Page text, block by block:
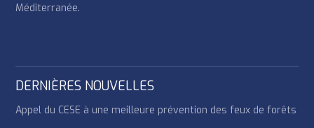
Méditerranée.
DERNIÈRES NOUVELLES
Appel du CESE à une meilleure prévention des feux de forêts